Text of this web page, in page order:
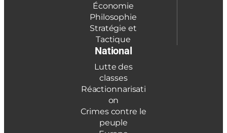
Économie
Philosophie
Stratégie et
Tactique
National
Lutte des
classes
Réactionnarisati
on
Crimes contre le
peuple